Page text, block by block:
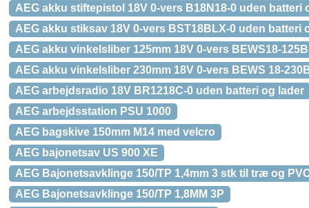
AEG akku stiftepistol 18V 0-vers B18N18-0 uden batteri
AEG akku stiksav 18V 0-vers BST18BLX-0 uden batteri
AEG akku vinkelsliber 125mm 18V 0-vers BEWS18-
AEG akku vinkelsliber 230mm 18V 0-vers BEWS 18-
AEG arbejdsradio 18V BR1218C-0 uden batteri og lader
AEG arbejdsstation PSU 1000
AEG bagskive 150mm M14 med velcro
AEG bajonetsav US 900 XE
AEG Bajonetsavklinge 150/TP 1,4mm 3 stk til træ og
AEG Bajonetsavklinge 150/TP 1,8MM 3P